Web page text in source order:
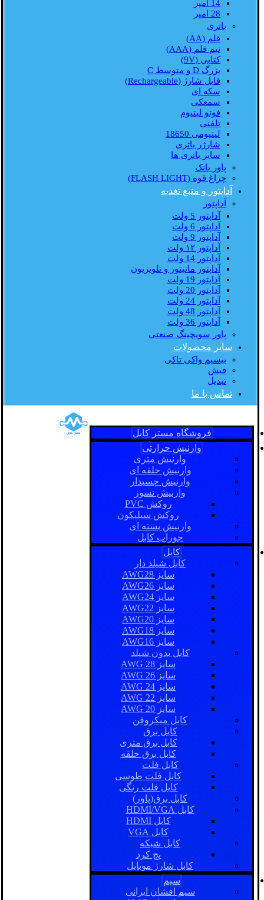
14 امپر
28 امپر
باتری
قلم (AA)
نیم قلم (AAA)
کتابی (9V)
بزرگ D و متوسط C
قابل شارژ (Rechargeable)
سکه ای
سمعکی
فوتو لیتیوم
تلفنی
لیتیومی 18650
شارژر باتری
سایر باتری ها
پاور بانک
چراغ قوه (FLASH LIGHT)
آداپتور و منبع تغذیه
آداپتور
آداپتور 5 ولت
آداپتور 6 ولت
آداپتور 9 ولت
آداپتور ۱۲ ولت
آداپتور 14 ولت
آداپتور مانیتور و تلویزیون
آداپتور 19 ولت
آداپتور 20 ولت
آداپتور 24 ولت
آداپتور 48 ولت
آداپتور 36 ولت
پاور سویچینگ صنعتی
سایر محصولات
بیسیم واکی تاکی
فیش
تبدیل
تماس با ما
فروشگاه مستر کابل
وارنیش حرارتی
وارنیش متری
وارنیش حلقه ای
وارنیش چسبدار
وارنیش نسوز
روکش PVC
روکش سیلیکون
وارنیش بسته ای
جوراب کابل
کابل
کابل شیلد دار
سایز AWG28
سایز AWG26
سایز AWG24
سایز AWG22
سایز AWG20
سایز AWG18
سایز AWG16
کابل بدون شیلد
سایز AWG 28
سایز AWG 26
سایز AWG 24
سایز AWG 22
سایز AWG 20
کابل میکروفن
کابل برق
کابل برق متری
کابل برق حلقه
کابل فلت
کابل فلت طوسی
کابل فلت رنگی
کابل برق(پاور)
کابل HDMI/VGA
کابل HDMI
کابل VGA
کابل شبکه
پچ کرد
کابل شارژ موبایل
سیم
سیم افشان ایرانی